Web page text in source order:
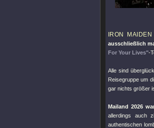
IRON MAIDEN
ausschließlich
For Your Lives"-
Alle sind
Reisegruppe um
gar nichts größer
Mailand 2026
allerdings auch
authentischen